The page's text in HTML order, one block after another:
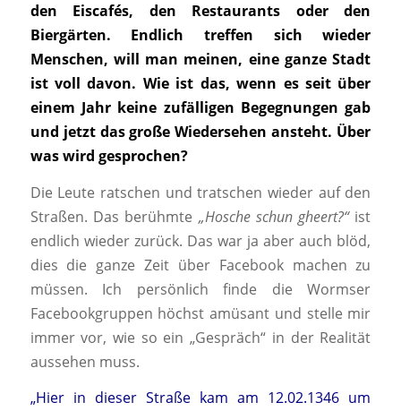
den Eiscafés, den Restaurants oder den
Biergärten. Endlich treffen sich wieder
Menschen, will man meinen, eine ganze Stadt
ist voll davon. Wie ist das, wenn es seit über
einem Jahr keine zufälligen Begegnungen gab
und jetzt das große Wiedersehen ansteht. Über
was wird gesprochen?
Die Leute ratschen und tratschen wieder auf den
Straßen. Das berühmte „Hosche schun gheert?“ist
endlich wieder zurück. Das war ja aber auch blöd,
dies die ganze Zeit über Facebook machen zu
müssen. Ich persönlich finde die Wormser
Facebookgruppen höchst amüsant und stelle mir
immer vor, wie so ein „Gespräch“ in der Realität
aussehen muss.
„Hier in dieser Straße kam am 12.02.1346 um